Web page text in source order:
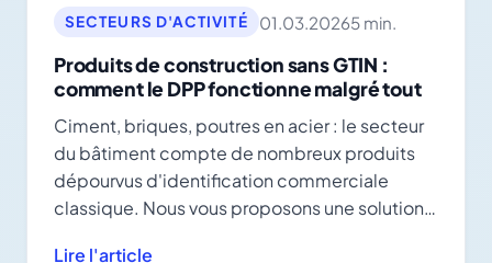
SECTEURS D'ACTIVITÉ 01.03.20265 min.
Produits de construction sans GTIN :
comment le DPP fonctionne malgré tout
Ciment, briques, poutres en acier : le secteur
du bâtiment compte de nombreux produits
dépourvus d'identification commerciale
classique. Nous vous proposons une solution
Lire l'article